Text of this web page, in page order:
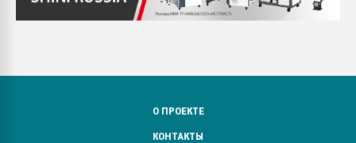
О ПРОЕКТЕ
КОНТАКТЫ